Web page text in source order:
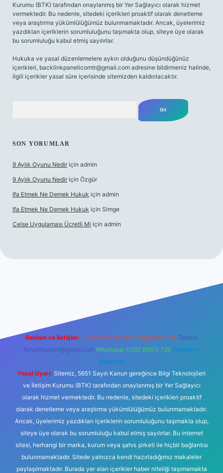
Kurumu (BTK) tarafından onaylanmış bir Yer Sağlayıcı olarak hizmet
vermektedir. Bu nedenle, sitedeki içerikleri proaktif olarak denetleme
veya araştırma yükümlülüğümüz bulunmamaktadır. Ancak, üyelerimiz
yazdıkları içeriklerin sorumluluğunu taşımakta olup, siteye üye olarak
bu sorumluluğu kabul etmiş sayılırlar.
Hukuka ve yasal düzenlemelere aykırı olduğunu düşündüğünüz
içerikleri, backlinkpanelicomtr@gmail.com adresine bildirmeniz halinde,
ilgili içerikler yasal süre içerisinde sitemizden kaldırılacaktır.
SON YORUMLAR
9 Aylık Oyunu Nedir için admin
9 Aylık Oyunu Nedir için Özgür
Ifa Etmek Ne Demek Hukuk için admin
Ifa Etmek Ne Demek Hukuk için Simge
Celse Uygulaması Ücretli Mi için admin
Reklam ve İletişim: E-mail: backlinkpaneli@gmail.com Teams:
forumhizmeti@gmail.com Whatsapp: 0262 606 0 726 Telegram:
@karabul
Yasal Uyarı: Sitemiz, 5651 Sayılı Kanun gereğince Bilgi Teknolojileri
ve İletişim Kurumu (BTK) tarafından onaylanmış bir Yer Sağlayıcı
olarak hizmet vermektedir. Bu nedenle, sitedeki içerikleri proaktif
olarak denetleme veya araştırma yükümlülüğümüz bulunmamaktadır.
Ancak, üyelerimiz yazdıkları içeriklerin sorumluluğunu taşımakta olup,
siteye üye olarak bu sorumluluğu kabul etmiş sayılırlar. Bu internet
sitesi, herhangi bir marka, kurum veya şahıs şirketi ile hiçbir bağlantısı
bulunmamaktadır. Sitede yalnızca kendi hazırladığımız makaleler
paylaşılmaktadır. Burada yer alan içerikler haber niteliği taşımamakta